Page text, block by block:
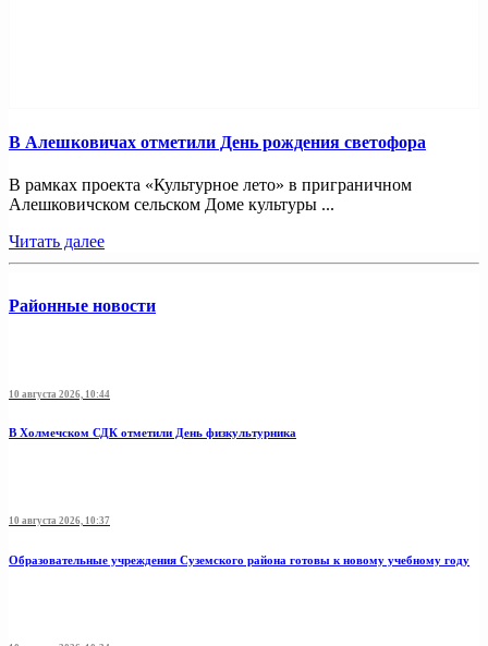
В Алешковичах отметили День рождения светофора
В рамках проекта «Культурное лето» в приграничном
Алешковичском сельском Доме культуры ...
Читать далее
Районные новости
10 августа 2026, 10:44
В Холмечском СДК отметили День физкультурника
10 августа 2026, 10:37
Образовательные учреждения Суземского района готовы к новому учебному году